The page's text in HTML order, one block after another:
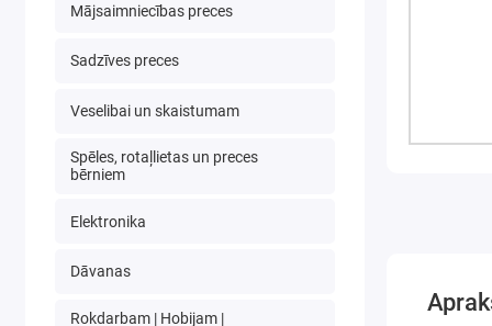
Mājsaimniecības preces
Sadzīves preces
Veselibai un skaistumam
Spēles, rotaļlietas un preces
bērniem
Elektronika
Dāvanas
Rokdarbam | Hobijam |